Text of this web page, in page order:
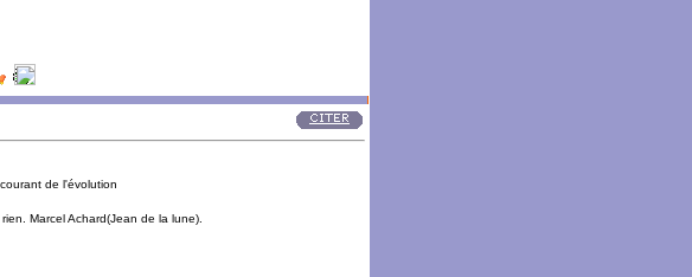
de l'évolution
Marcel Achard(Jean de la lune).